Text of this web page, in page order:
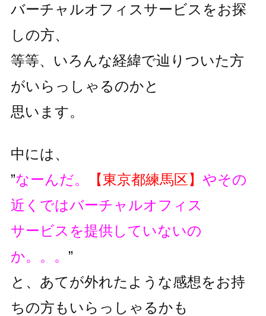
バーチャルオフィスサービスをお探
しの方、
等等、いろんな経緯で辿りついた方
がいらっしゃるのかと
思います。
中には、
”なーんだ。 【東京都練馬区】 やその
近くではバーチャルオフィス
サービスを提供していないの
か。。。 ”
と、あてが外れたような感想をお持
ちの方もいらっしゃるかも